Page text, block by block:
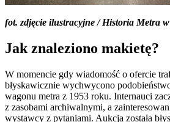
fot. zdjęcie ilustracyjne / Historia Metra
Jak znaleziono makietę?
W momencie gdy wiadomość o ofercie
błyskawicznie wychwycono
wagonu metra z 1953 roku. Internauci
z zasobami archiwalnymi, a
wystawcy z pytaniami. Aukcja została